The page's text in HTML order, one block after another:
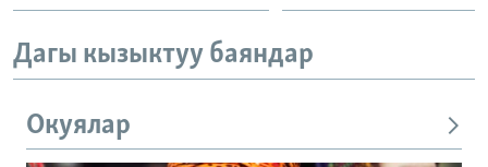
Дагы кызыктуу баяндар
Окуялар